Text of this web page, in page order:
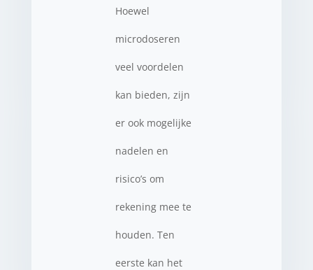
Hoewel
microdoseren
veel voordelen
kan bieden, zijn
er ook mogelijke
nadelen en
risico’s om
rekening mee te
houden. Ten
eerste kan het